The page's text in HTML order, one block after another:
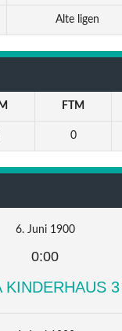
Alte ligen
FTM
0
6. Juni 1900
0:00
KINDERHAUS 3